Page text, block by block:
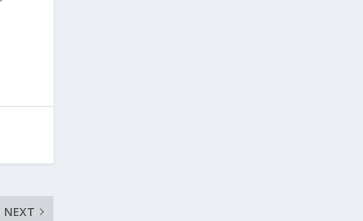
NEXT